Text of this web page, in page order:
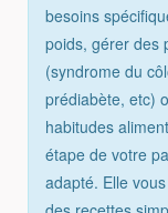
besoins
poids, gérer des
(syndrome du
prédiabète, etc)
habitudes
étape de votre
adapté. Elle